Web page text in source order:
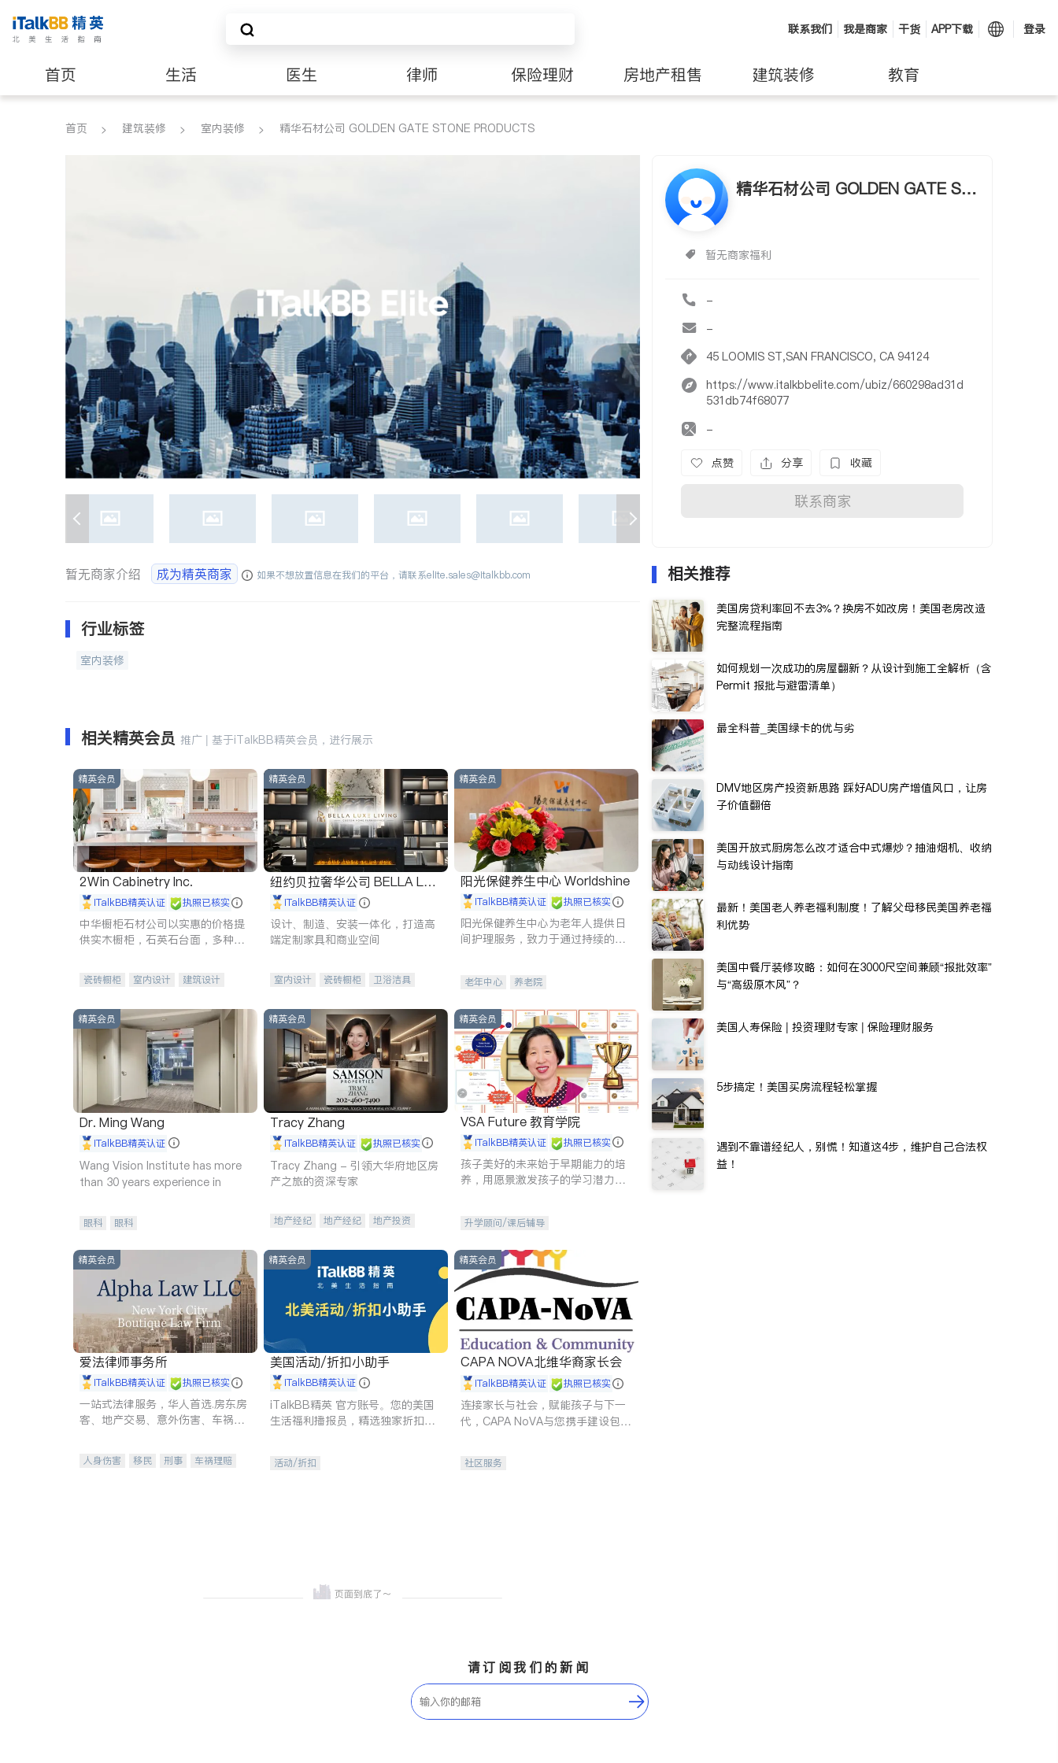
联系我们 我是商家 干货 APP下载 登录
首页 生活 医生 律师 保险理财 房地产租售 建筑装修 教育
养老 非盈利组织
首页 建筑装修 室内装修 精华石材公司 GOLDEN GATE STONE PRODUCTS
精华石材公司 GOLDEN GATE ST
暂无商家福利
-
-
45 LOOMIS ST,SAN FRANCISCO, CA 94124
https://www.italkbbelite.com/ubiz/660298ad31d
531db74f68077
-
点赞 分享 收藏
联系商家
暂无商家介绍 成为精英商家 如果不想放置信息在我们的平台，请联系elite.sales@italkbb.com
行业标签
室内装修
相关精英会员 推广 | 基于iTalkBB精英会员，进行展示
精英会员
2Win Cabinetry Inc.
iTalkBB精英认证 执照已核实
中华橱柜石材公司以实惠的价格提
供实木橱柜，石英石台面，多种优
机。品质厨房，家的选择。
瓷砖橱柜 室内设计
建筑设计
精英会员
纽约贝拉奢华公司 BELLA LUX
E iTalkBB精英认证
设计、制造、安装一体化，打造高
端定制家具和商业空间
室内设计 瓷砖橱柜
卫浴洁具
室内装修
精英会员
阳光保健养生中心 Worldshine
iTalkBB精英认证 执照已核实
阳光保健养生中心为老年人提供日
间护理服务，致力于通过持续的护
老年中心 养老院
精英会员
Dr. Ming Wang
iTalkBB精英认证
Wang Vision Institute has more
than 30 years experience in
眼科 眼科
精英会员
Tracy Zhang
iTalkBB精英认证 执照已核实
Tracy Zhang - 引领大华府地区房
产之旅的资深专家
地产经纪 地产经纪
地产投资
精英会员
VSA Future 教育学院
iTalkBB精英认证 执照已核实
孩子美好的未来始于早期能力的培
养，用愿景激发孩子的学习潜力和
升学顾问/课后辅导
精英会员
爱法律师事务所
iTalkBB精英认证 执照已核实
一站式法律服务，华人首选.房东房
客、地产交易、意外伤害、车祸重
人身伤害 移民 刑事
车祸理赔
精英会员
美国活动/折扣小助手
iTalkBB精英认证
iTalkBB精英 官方账号。您的美国
生活福利播报员，精选独家折扣、
活动/折扣
精英会员
CAPA NOVA北维华裔家长会
iTalkBB精英认证 执照已核实
连接家长与社会，赋能孩子与下一
代，CAPA NoVA与您携手建设包
社区服务
相关推荐
美国房贷利率回不去3%？换房不如改房！美国老房改造
完整流程指南
如何规划一次成功的房屋翻新？从设计到施工全解析（含
Permit 报批与避雷清单）
最全科普_美国绿卡的优与劣
DMV地区房产投资新思路 踩好ADU房产增值风口，让房
子价值翻倍
美国开放式厨房怎么改才适合中式爆炒？抽油烟机、收纳
与动线设计指南
最新！美国老人养老福利制度！了解父母移民美国养老福
利优势
美国中餐厅装修攻略：如何在3000尺空间兼顾“报批效率”
与“高级原木风”？
美国人寿保险 | 投资理财专家 | 保险理财服务
5步搞定！美国买房流程轻松掌握
遇到不靠谱经纪人，别慌！知道这4步，维护自己合法权
益！
请订阅我们的新闻